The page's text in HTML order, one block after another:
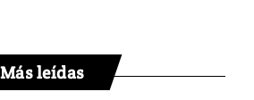
Más leídas